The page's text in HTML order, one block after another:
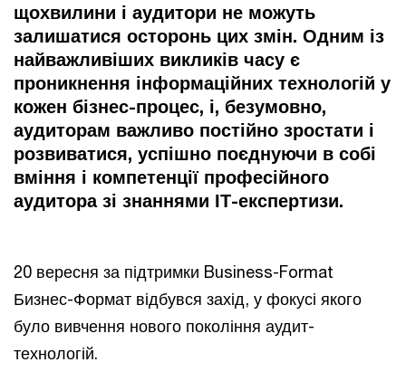
щохвилини і аудитори не можуть
залишатися осторонь цих змін. Одним із
найважливіших викликів часу є
проникнення інформаційних технологій у
кожен бізнес-процес, і, безумовно,
аудиторам важливо постійно зростати і
розвиватися, успішно поєднуючи в собі
вміння і компетенції професійного
аудитора зі знаннями ІТ-експертизи.
20 вересня за підтримки Business-Format
Бизнес-Формат відбувся захід, у фокусі якого
було вивчення нового покоління аудит-
технологій.